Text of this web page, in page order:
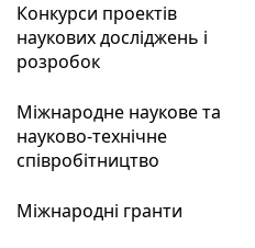
Конкурси проектів
наукових досліджень і
розробок
Міжнародне наукове та
науково-технічне
співробітництво
Міжнародні гранти